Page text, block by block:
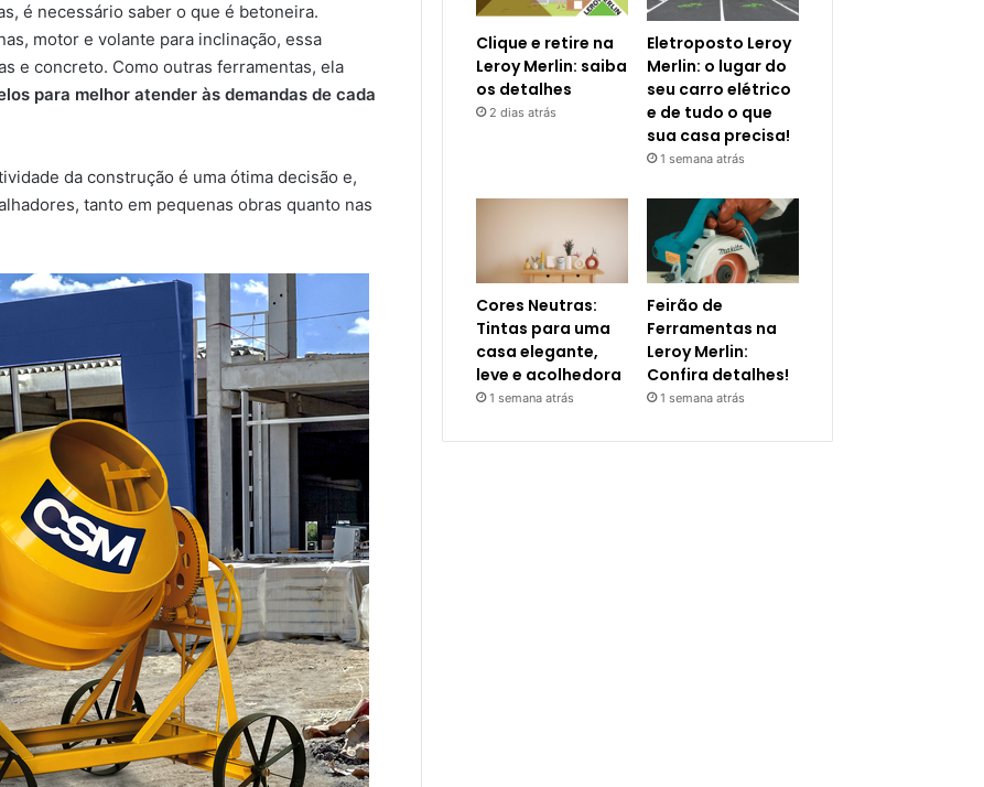
é necessário saber o que é betoneira.
motor e volante para inclinação, essa
e concreto. Como outras ferramentas, ela
para melhor atender às demandas de cada
da construção é uma ótima decisão e,
tanto em pequenas obras quanto nas
Clique e retire na
Leroy Merlin: saiba
os detalhes
2 dias atrás
Eletroposto Leroy
Merlin: o lugar do
seu carro elétrico
e de tudo o que
sua casa precisa!
1 semana atrás
Cores Neutras:
Tintas para uma
casa elegante,
leve e acolhedora
1 semana atrás
Feirão de
Ferramentas na
Leroy Merlin:
Confira detalhes!
1 semana atrás